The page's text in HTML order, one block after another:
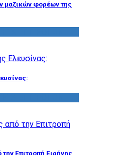
μαζικών φορέων της
Επιτροπή Ειρήνης